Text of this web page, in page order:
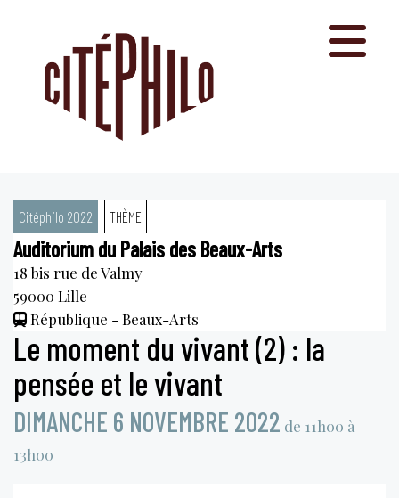
Citéphilo 2022 THÈME
Auditorium du Palais des Beaux-Arts
18 bis rue de Valmy
59000 Lille
République - Beaux-Arts
Le moment du vivant (2) : la
pensée et le vivant
DIMANCHE 6 NOVEMBRE 2022 de 11h00 à
13h00